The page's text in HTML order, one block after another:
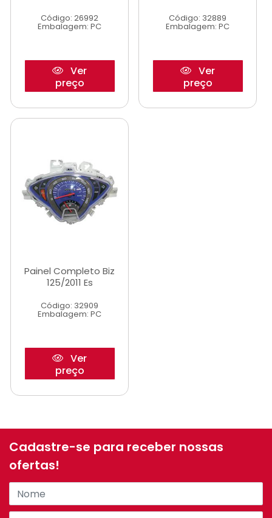
Código: 26992
Embalagem: PC
Ver
preço
Código: 32889
Embalagem: PC
Ver
preço
Painel Completo Biz
125/2011 Es
Código: 32909
Embalagem: PC
Ver
preço
Cadastre-se para receber nossas
ofertas!